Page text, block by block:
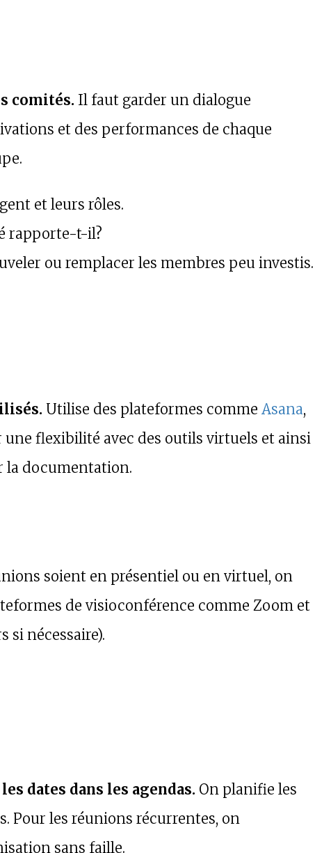
comités. Il faut garder un dialogue
et des performances de chaque
et leurs rôles.
rapporte-t-il?
ou remplacer les membres peu investis.
Utilise des plateformes comme Asana,
une flexibilité avec des outils virtuels et ainsi
la documentation.
soient en présentiel ou en virtuel, on
de visioconférence comme Zoom et
si nécessaire).
dates dans les agendas. On planifie les
Pour les réunions récurrentes, on
sans faille.